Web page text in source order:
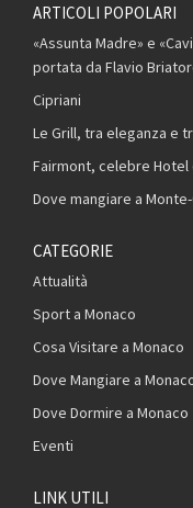
ARTICOLI POPOLARI
«Assunta Madre» e
portata da Flavio
Cipriani
Le Grill, tra eleganza e
Fairmont, celebre Hotel
Dove mangiare a
CATEGORIE
Attualità
Sport a Monaco
Cosa Visitare a Monaco
Dove Mangiare a
Dove Dormire a Monaco
Eventi
LINK UTILI